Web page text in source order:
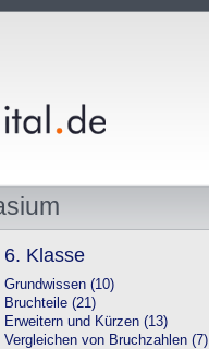
6. Klasse
Grundwissen (10)
Bruchteile (21)
Erweitern und Kürzen (13)
Vergleichen von Bruchzahlen (7)